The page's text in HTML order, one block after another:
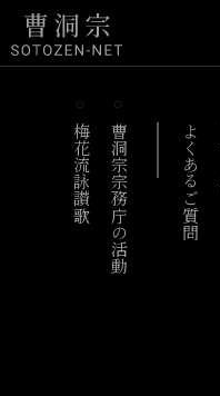
梅花流詠讃歌 曹洞宗宗務庁の活動 よくあるご質問